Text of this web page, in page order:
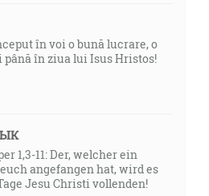
în voi o bună lucrare, o
până în ziua lui Isus Hristos!
1,3-11: Der, welcher ein
angefangen hat, wird es
Jesu Christi vollenden!